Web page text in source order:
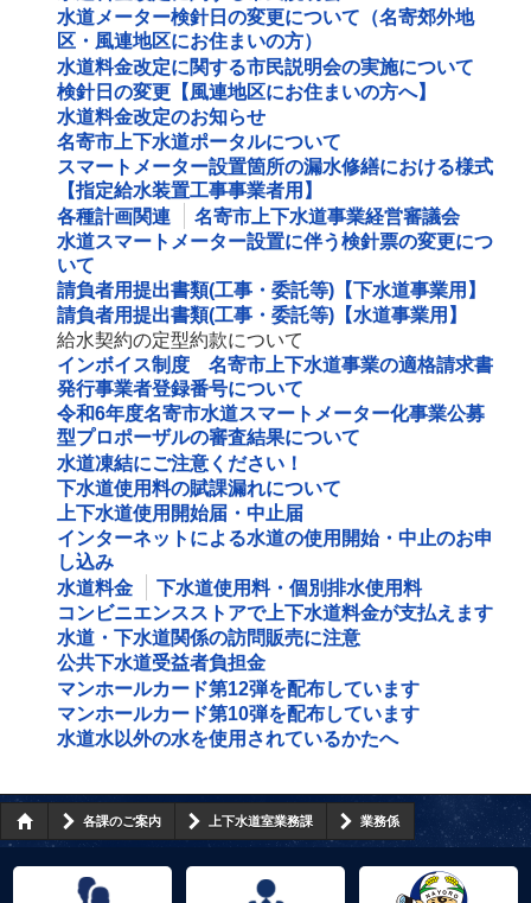
水道メーター検針日の変更について（名寄郊外地
区・風連地区にお住まいの方）
水道料金改定に関する市民説明会の実施について
検針日の変更【風連地区にお住まいの方へ】
水道料金改定のお知らせ
名寄市上下水道ポータルについて
スマートメーター設置箇所の漏水修繕における様式
【指定給水装置工事事業者用】
各種計画関連
名寄市上下水道事業経営審議会
水道スマートメーター設置に伴う検針票の変更につ
いて
請負者用提出書類(工事・委託等)【下水道事業用】
請負者用提出書類(工事・委託等)【水道事業用】
給水契約の定型約款について
インボイス制度 名寄市上下水道事業の適格請求書
発行事業者登録番号について
令和6年度名寄市水道スマートメーター化事業公募
型プロポーザルの審査結果について
水道凍結にご注意ください！
下水道使用料の賦課漏れについて
上下水道使用開始届・中止届
インターネットによる水道の使用開始・中止のお申
し込み
水道料金
下水道使用料・個別排水使用料
コンビニエンスストアで上下水道料金が支払えます
水道・下水道関係の訪問販売に注意
公共下水道受益者負担金
マンホールカード第12弾を配布しています
マンホールカード第10弾を配布しています
水道水以外の水を使用されているかたへ
各課のご案内 上下水道室業務課 業務係